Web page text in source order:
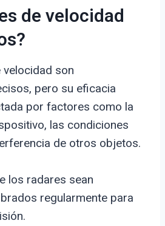
de velocidad
velocidad son
pero su eficacia
por factores como la
las condiciones
de otros objetos.
los radares sean
regularmente para